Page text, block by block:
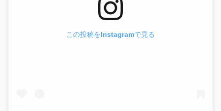
この投稿をInstagramで見る